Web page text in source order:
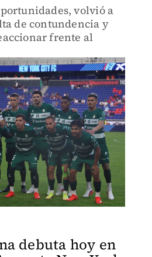
volvió a
de contundencia y
frente al
debuta hoy en